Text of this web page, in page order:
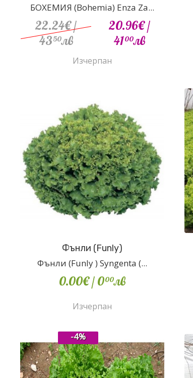
БОХЕМИЯ (Bohemia) Enza Za...
22.24€/
4350лв
20.96€/
4100лв
Изчерпан
Фънли (Funly)
Фънли (Funly ) Syngenta (...
0.00€/ 000лв
Изчерпан
-4%